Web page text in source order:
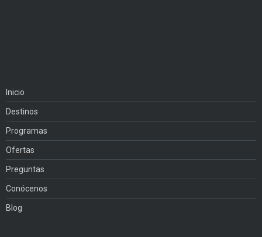
Inicio
Destinos
Programas
Ofertas
Preguntas
Conócenos
Blog